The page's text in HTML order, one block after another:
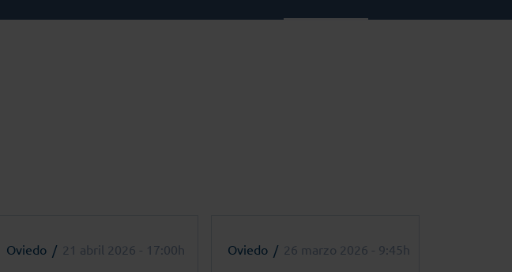
Oviedo 21 abril 2026 - 17:00h Oviedo 26 marzo 2026 - 9:45h